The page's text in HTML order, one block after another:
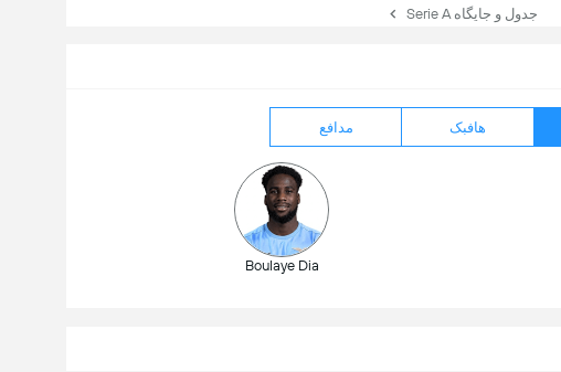
جدول و جایگاه Serie A
هافبک مدافع
Boulaye Dia